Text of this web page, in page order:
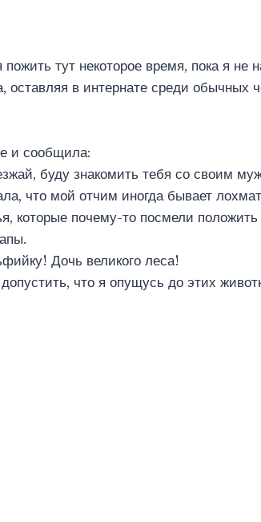
тут некоторое время, пока я не
в интернате среди обычных
и сообщила:
буду знакомить тебя со своим
что мой отчим иногда бывает
которые почему-то посмели
Дочь великого леса!
что я опущусь до этих